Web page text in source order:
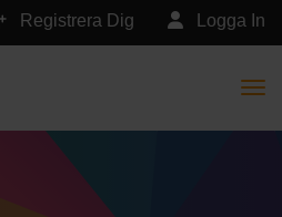
Logga In
Registrera Dig